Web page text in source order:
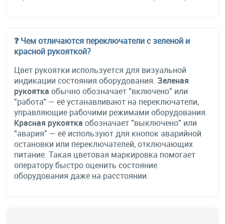
❓ Чем отличаются переключатели с зеленой и
красной рукояткой?
Цвет рукоятки используется для визуальной
индикации состояния оборудования. Зеленая
рукоятка обычно обозначает "включено" или
"работа" — её устанавливают на переключатели,
управляющие рабочими режимами оборудования.
Красная рукоятка обозначает "выключено" или
"авария" — её используют для кнопок аварийной
остановки или переключателей, отключающих
питание. Такая цветовая маркировка помогает
оператору быстро оценить состояние
оборудования даже на расстоянии.